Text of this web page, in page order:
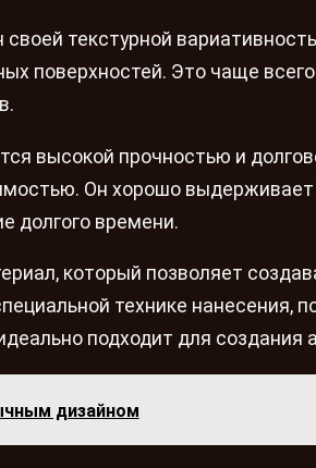
своей текстурной
поверхностей. Это чаще
высокой прочностью и
Он хорошо выдерживает
долгого времени.
который позволяет
технике нанесения,
подходит для создания
дизайном